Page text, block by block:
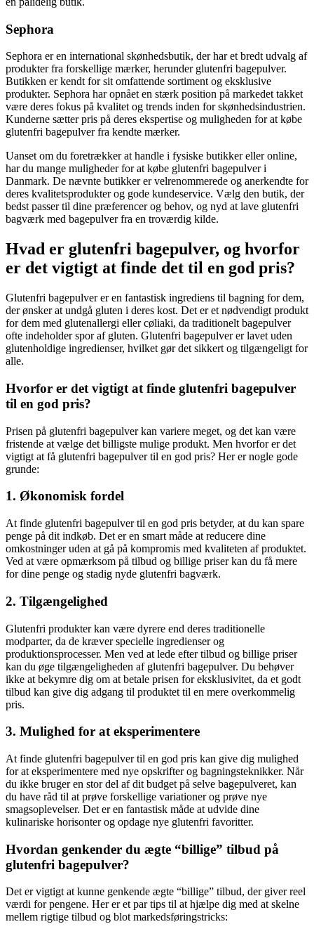
Sephora
Sephora er en international skønhedsbutik, der har et bredt udvalg af
produkter fra forskellige mærker, herunder glutenfri bagepulver.
Butikken er kendt for sit omfattende sortiment og eksklusive
produkter. Sephora har opnået en stærk position på markedet takket
være deres fokus på kvalitet og trends inden for skønhedsindustrien.
Kunderne sætter pris på deres ekspertise og muligheden for at købe
glutenfri bagepulver fra kendte mærker.
Uanset om du foretrækker at handle i fysiske butikker eller online,
har du mange muligheder for at købe glutenfri bagepulver i
Danmark. De nævnte butikker er velrenommerede og anerkendte for
deres kvalitetsprodukter og gode kundeservice. Vælg den butik, der
bedst passer til dine præferencer og behov, og nyd at lave glutenfri
bagværk med bagepulver fra en troværdig kilde.
Hvad er glutenfri bagepulver, og hvorfor
er det vigtigt at finde det til en god pris?
Glutenfri bagepulver er en fantastisk ingrediens til bagning for dem,
der ønsker at undgå gluten i deres kost. Det er et nødvendigt produkt
for dem med glutenallergi eller cøliaki, da traditionelt bagepulver
ofte indeholder spor af gluten. Glutenfri bagepulver er lavet uden
glutenholdige ingredienser, hvilket gør det sikkert og tilgængeligt for
alle.
Hvorfor er det vigtigt at finde glutenfri bagepulver
til en god pris?
Prisen på glutenfri bagepulver kan variere meget, og det kan være
fristende at vælge det billigste mulige produkt. Men hvorfor er det
vigtigt at få glutenfri bagepulver til en god pris? Her er nogle gode
grunde:
1. Økonomisk fordel
At finde glutenfri bagepulver til en god pris betyder, at du kan spare
penge på dit indkøb. Det er en smart måde at reducere dine
omkostninger uden at gå på kompromis med kvaliteten af produktet.
Ved at være opmærksom på tilbud og billige priser kan du få mere
for dine penge og stadig nyde glutenfri bagværk.
2. Tilgængelighed
Glutenfri produkter kan være dyrere end deres traditionelle
modparter, da de kræver specielle ingredienser og
produktionsprocesser. Men ved at lede efter tilbud og billige priser
kan du øge tilgængeligheden af glutenfri bagepulver. Du behøver
ikke at bekymre dig om at betale prisen for eksklusivitet, da et godt
tilbud kan give dig adgang til produktet til en mere overkommelig
pris.
3. Mulighed for at eksperimentere
At finde glutenfri bagepulver til en god pris kan give dig mulighed
for at eksperimentere med nye opskrifter og bagningsteknikker. Når
du ikke bruger en stor del af dit budget på selve bagepulveret, kan
du have råd til at prøve forskellige variationer og prøve nye
smagsoplevelser. Det er en fantastisk måde at udvide dine
kulinariske horisonter og opdage nye glutenfri favoritter.
Hvordan genkender du ægte “billige” tilbud på
glutenfri bagepulver?
Det er vigtigt at kunne genkende ægte “billige” tilbud, der giver reel
værdi for pengene. Her er et par tips til at hjælpe dig med at skelne
mellem rigtige tilbud og blot markedsføringstricks: